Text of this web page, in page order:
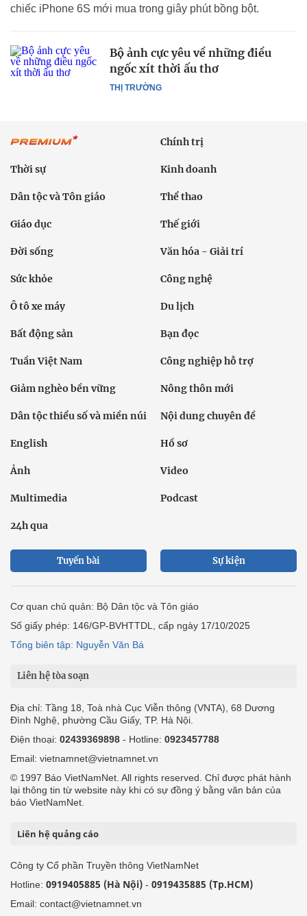
chiếc iPhone 6S mới mua trong giây phút bồng bột.
THỊ TRƯỜNG
Bộ ảnh cực yêu về những điều
ngốc xít thời ấu thơ
Chính trị
Thời sự Kinh doanh
Dân tộc và Tôn giáo Thể thao
Giáo dục Thế giới
Đời sống Văn hóa - Giải trí
Sức khỏe Công nghệ
Ô tô xe máy Du lịch
Bất động sản Bạn đọc
Tuần Việt Nam Công nghiệp hỗ trợ
Giảm nghèo bền vững Nông thôn mới
Dân tộc thiểu số và miền núi Nội dung chuyên đề
English Hồ sơ
Ảnh Video
Multimedia Podcast
24h qua
Tuyến bài Sự kiện
Cơ quan chủ quản: Bộ Dân tộc và Tôn giáo
Số giấy phép: 146/GP-BVHTTDL, cấp ngày 17/10/2025
Tổng biên tập: Nguyễn Văn Bá
Liên hệ tòa soạn
Địa chỉ: Tầng 18, Toà nhà Cục Viễn thông (VNTA), 68 Dương
Đình Nghệ, phường Cầu Giấy, TP. Hà Nội.
Điện thoại: 02439369898 - Hotline: 0923457788
Email: vietnamnet@vietnamnet.vn
© 1997 Báo VietNamNet. All rights reserved. Chỉ được phát hành
lại thông tin từ website này khi có sự đồng ý bằng văn bản của
báo VietNamNet.
Liên hệ quảng cáo
Công ty Cổ phần Truyền thông VietNamNet
Hotline: 0919405885 (Hà Nội) - 0919435885 (Tp.HCM)
Email: contact@vietnamnet.vn